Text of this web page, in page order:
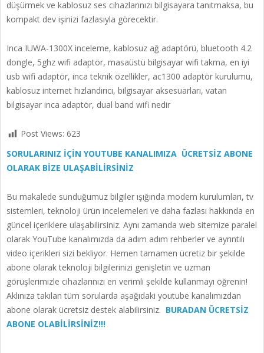
düşürmek ve kablosuz ses cihazlarınızı bilgisayara tanıtmaksa, bu
kompakt dev işinizi fazlasıyla görecektir.
Inca IUWA-1300X inceleme, kablosuz ağ adaptörü, bluetooth 4.2
dongle, 5ghz wifi adaptör, masaüstü bilgisayar wifi takma, en iyi
usb wifi adaptör, inca teknik özellikler, ac1300 adaptör kurulumu,
kablosuz internet hızlandırıcı, bilgisayar aksesuarları, vatan
bilgisayar inca adaptör, dual band wifi nedir
Post Views: 623
SORULARINIZ İÇİN YOUTUBE KANALIMIZA ÜCRETSİZ ABONE
OLARAK BİZE ULAŞABİLİRSİNİZ
Bu makalede sunduğumuz bilgiler ışığında modem kurulumları, tv
sistemleri, teknoloji ürün incelemeleri ve daha fazlası hakkında en
güncel içeriklere ulaşabilirsiniz. Aynı zamanda web sitemize paralel
olarak YouTube kanalımızda da adım adım rehberler ve ayrıntılı
video içerikleri sizi bekliyor. Hemen tamamen ücretiz bir şekilde
abone olarak teknoloji bilgilerinizi genişletin ve uzman
görüşlerimizle cihazlarınızı en verimli şekilde kullanmayı öğrenin!
Aklınıza takılan tüm sorularda aşağıdaki youtube kanalımızdan
abone olarak ücretsiz destek alabilirsiniz. BURADAN ÜCRETSİZ
ABONE OLABİLİRSİNİZ!!!